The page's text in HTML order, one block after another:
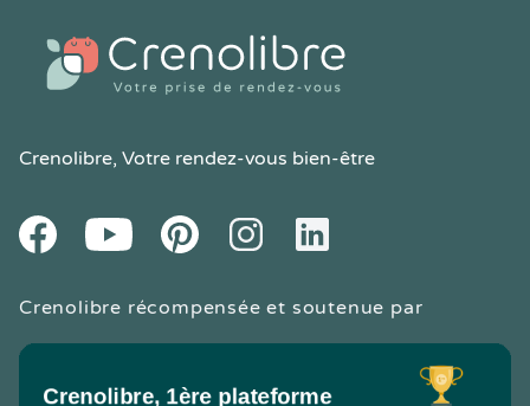
Crenolibre, Votre rendez-vous bien-être
FacebookYoutube PinteresetInstagramLinkedIn
Crenolibre récompensée et soutenue par